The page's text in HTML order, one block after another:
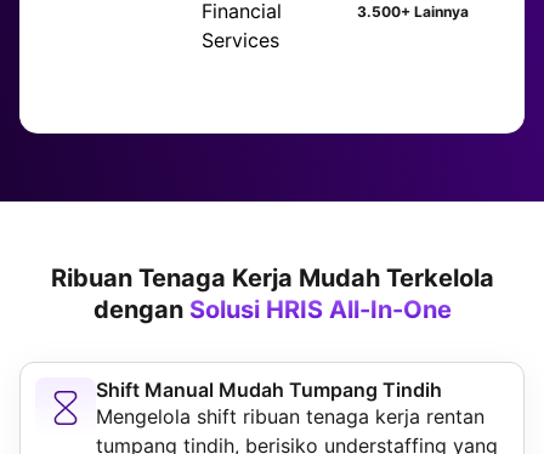
3.500+ Lainnya
Ribuan Tenaga Kerja Mudah Terkelola
dengan Solusi HRIS All-In-One
Shift Manual Mudah Tumpang Tindih
Mengelola shift ribuan tenaga kerja rentan
tumpang tindih, berisiko understaffing yang